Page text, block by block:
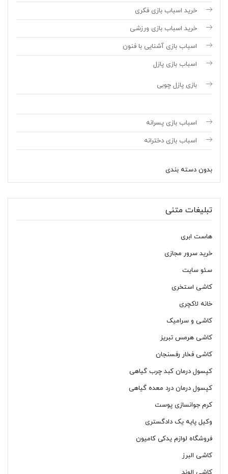
خرید اسباب بازی فکری
خرید اسباب بازی ورزشی
اسباب بازی آشنایی با فنون
اسباب بازی پازل
بازی پازل چوبی
اسباب بازی پسرانه
اسباب بازی دخترانه
بدون دسته بندی
تبلیغات متنی
هاست ابری
خرید سرور مجازی
سئو سایت
کاشی استخری
خانه لاکچری
کاشی و سرامیک
کاشی هرمس تبریز
کاشی فخار رفسنجان
کپسول درمان کبد چرب گیاهی
کپسول درمان درد معده گیاهی
کرم جوانسازی پوست
وکیل پایه یک دادگستری
فروشگاه لوازم یدکی کامیون
کاشی البرز